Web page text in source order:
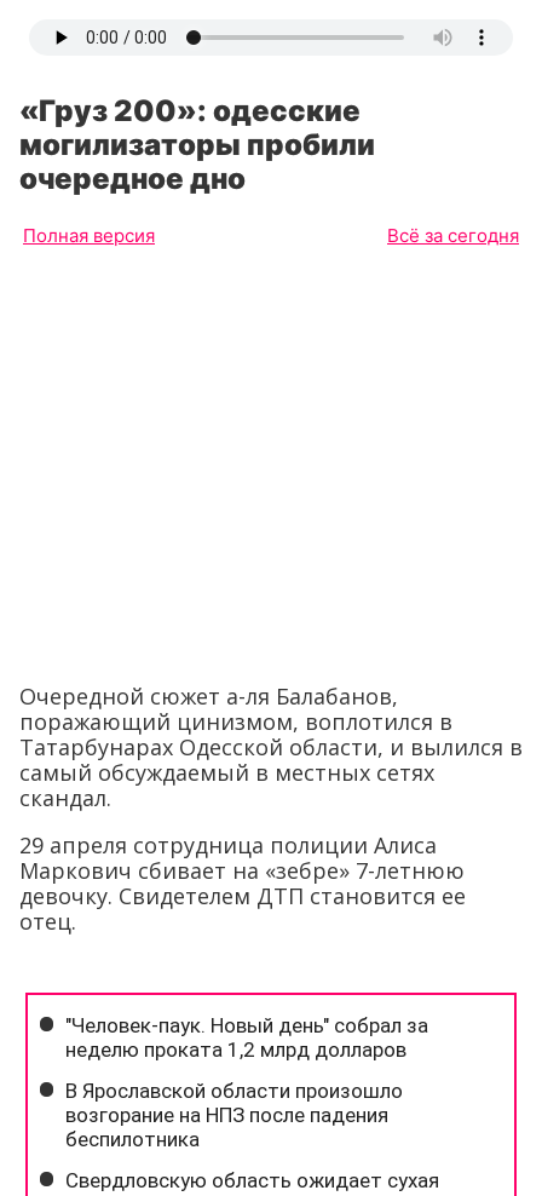
«Груз 200»: одесские
могилизаторы пробили
очередное дно
Полная версия Всё за сегодня
Очередной сюжет а-ля Балабанов,
поражающий цинизмом, воплотился в
Татарбунарах Одесской области, и вылился в
самый обсуждаемый в местных сетях
скандал.
29 апреля сотрудница полиции Алиса
Маркович сбивает на «зебре» 7-летнюю
девочку. Свидетелем ДТП становится ее
отец.